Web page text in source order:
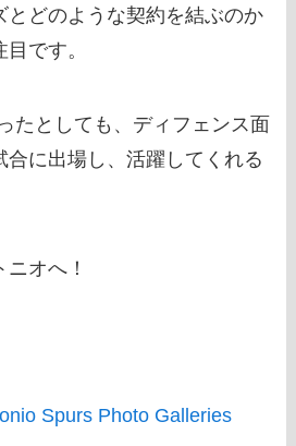
とどのような契約を結ぶのか
です。
たとしても、ディフェンス面
合に出場し、活躍してくれる
オへ！
Spurs Photo Galleries